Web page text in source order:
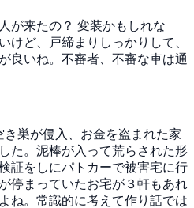
が来たの？ 変装かもしれな
けど、戸締まりしっかりして、
良いね。不審者、不審な車は通
巣が侵入、お金を盗まれた家
た。泥棒が入って荒らされた形
証をしにパトカーで被害宅に行
停まっていたお宅が３軒もあれ
ね。常識的に考えて作り話では